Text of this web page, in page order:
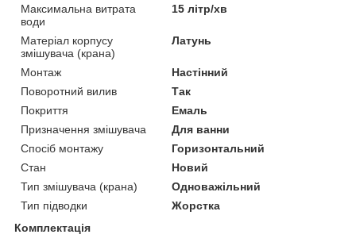
Максимальна витрата
води
15 літр/хв
Матеріал корпусу
змішувача (крана)
Латунь
Монтаж
Настінний
Поворотний вилив
Так
Покриття
Емаль
Призначення змішувача
Для ванни
Спосіб монтажу
Горизонтальний
Стан
Новий
Тип змішувача (крана)
Одноважільний
Тип підводки
Жорстка
Комплектація